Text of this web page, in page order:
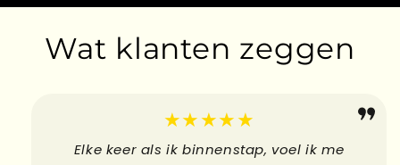
Kaarten
Hebbedingetjes
Kado's
Hebbedingetjes
Wat klanten zeggen
★★★★★
Elke keer als ik binnenstap, voel ik me